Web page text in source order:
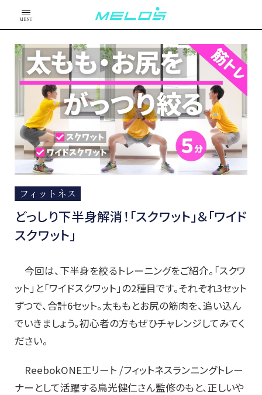
MENU
フィットネス
どっしり下半身解消！「スクワット」＆「ワイド
スクワット」
今回は、下半身を絞るトレーニングをご紹介。「スクワ
ット」と「ワイドスクワット」の2種目です。それぞれ3セット
ずつで、合計6セット。太ももとお尻の筋肉を、追い込ん
でいきましょう。初心者の方もぜひチャレンジしてみてく
ださい。
ReebokONEエリート /フィットネスランニングトレー
ナーとして活躍する鳥光健仁さん監修のもと、正しいや